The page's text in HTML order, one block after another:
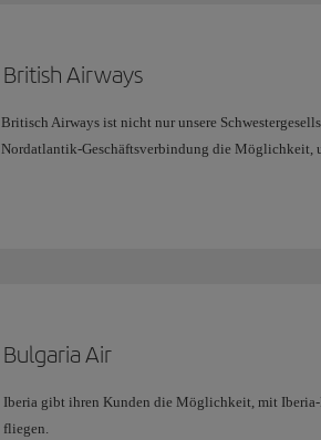
British Airways
Britisch Airways ist nicht nur unsere
Nordatlantik-Geschäftsverbindung die Möglichkeit,
Mehr Information
Bulgaria Air
Iberia gibt ihren Kunden die Möglichkeit, mit Iberia-
fliegen.